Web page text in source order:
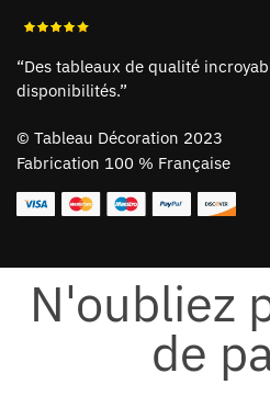
“Des tableaux de qualité
disponibilités.”
© Tableau Décoration 2023
Fabrication 100 % Française
N'oubliez
de